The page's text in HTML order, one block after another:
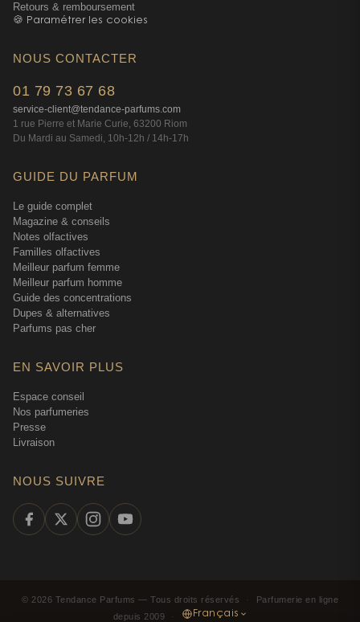
Retours & remboursement
🍪 Paramétrer les cookies
NOUS CONTACTER
01 79 73 67 68
service-client@tendance-parfums.com
1 rue Pierre et Marie Curie, 63200 Riom
Du Mardi au Samedi, 10h-12h / 14h-17h
GUIDE DU PARFUM
Le guide complet
Magazine & conseils
Notes olfactives
Familles olfactives
Meilleur parfum femme
Meilleur parfum homme
Guide des concentrations
Dupes & alternatives
Parfums pas cher
EN SAVOIR PLUS
Espace conseil
Nos parfumeries
Presse
Livraison
NOUS SUIVRE
© 2026 Tendance Parfums — Tous droits réservés ·
Parfumerie en ligne
depuis 2009
· Français